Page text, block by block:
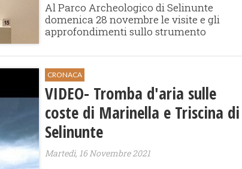
Al Parco Archeologico di Selinunte
domenica 28 novembre le visite e gli
approfondimenti sullo strumento
CRONACA
VIDEO- Tromba d'aria sulle
coste di Marinella e Triscina di
Selinunte
Martedì, 16 Novembre 2021